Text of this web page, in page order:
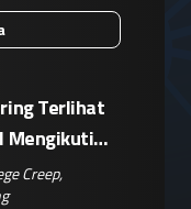
Terlihat
Mengikuti
Creep,